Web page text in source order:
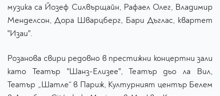
музика са Йозеф Силвърщайн, Рафаел Олег, Владимир
Менделсон, Дора Шварцберг, Бари Дъглас, квартет
"Изаи".
Розанова свири редовно в престижни концертни зали
като Театър "Шанз-Елизее", Театър дьо ла Вил,
Театър „Шатле“ в Париж, Културният център Белем